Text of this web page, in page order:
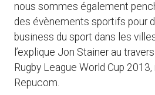
nous sommes également
des évènements sportifs pour
business du sport dans les
l’explique Jon Stainer au
Rugby League World Cup
Repucom.